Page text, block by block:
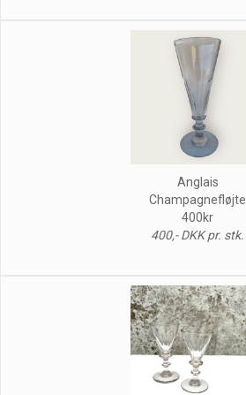
Anglais
Champagnefløjte
400kr
400,- DKK pr. stk.